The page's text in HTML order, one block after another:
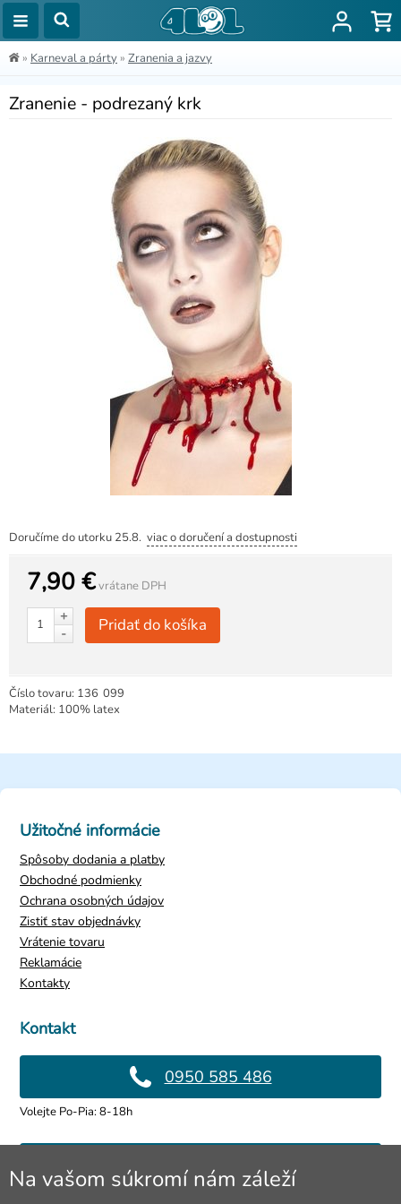
» Karneval a párty» Zranenia a jazvy
Zranenie - podrezaný krk
Doručíme do utorku 25.8. viac o doručení a dostupnosti
7,90 €vrátane DPH
+
-
Pridať do košíka
Číslo tovaru: 136 099
Materiál: 100% latex
Kontakt
0950 585 486
Volejte Po-Pia: 8-18h
info@4lol.cz
Užitočné informácie
Spôsoby dodania a platby
Obchodné podmienky
Ochrana osobných údajov
Zistiť stav objednávky
Vrátenie tovaru
Reklamácie
Kontakty
Na vašom súkromí nám záleží